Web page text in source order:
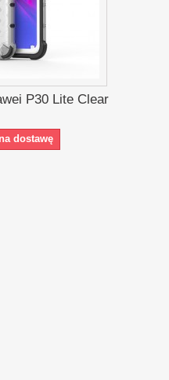
P30 Lite Clear
dostawę